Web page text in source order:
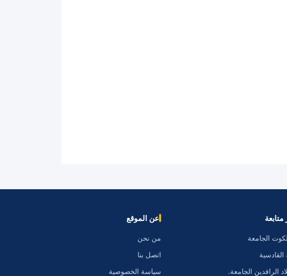
متابعة
الجامعة
الرافدين الجامعة.
عن الموقع
من نحن
اتصل بنا
سياسة الخصوصية